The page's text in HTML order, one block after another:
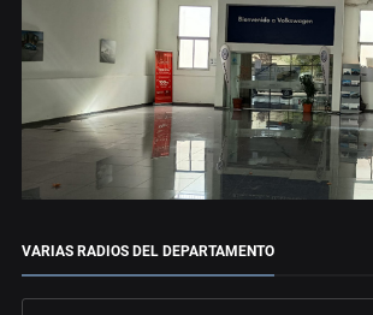
VARIAS RADIOS DEL DEPARTAMENTO